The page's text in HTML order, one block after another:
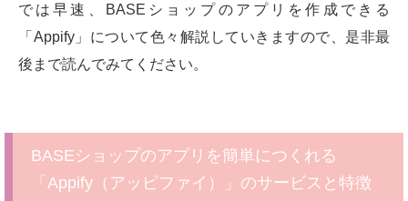
では早速、BASEショップのアプリを作成できる
「Appify」について色々解説していきますので、是非最
後まで読んでみてください。
BASEショップのアプリを簡単につくれる
「Appify（アッピファイ）」のサービスと特徴